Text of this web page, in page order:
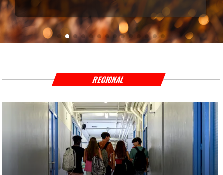
REGIONAL